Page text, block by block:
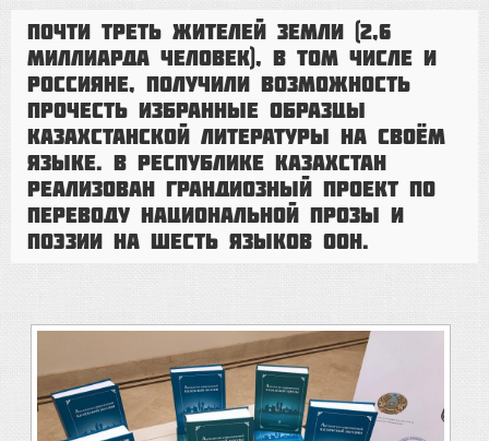
Почти треть жителей Земли (2,6
миллиарда человек), в том числе и
россияне, получили возможность
прочесть избранные образцы
казахстанской литературы на своём
языке. В Республике Казахстан
реализован грандиозный проект по
переводу национальной прозы и
поэзии на шесть языков ООН.